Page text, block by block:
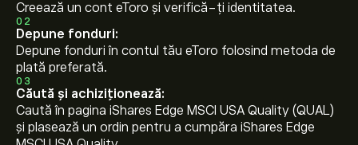
Creează un cont eToro și verifică-ți identitatea.
02
Depune fonduri:
Depune fonduri în contul tău eToro folosind metoda de
plată preferată.
03
Căută și achiziționează:
Caută în pagina iShares Edge MSCI USA Quality (QUAL)
și plasează un ordin pentru a cumpăra iShares Edge